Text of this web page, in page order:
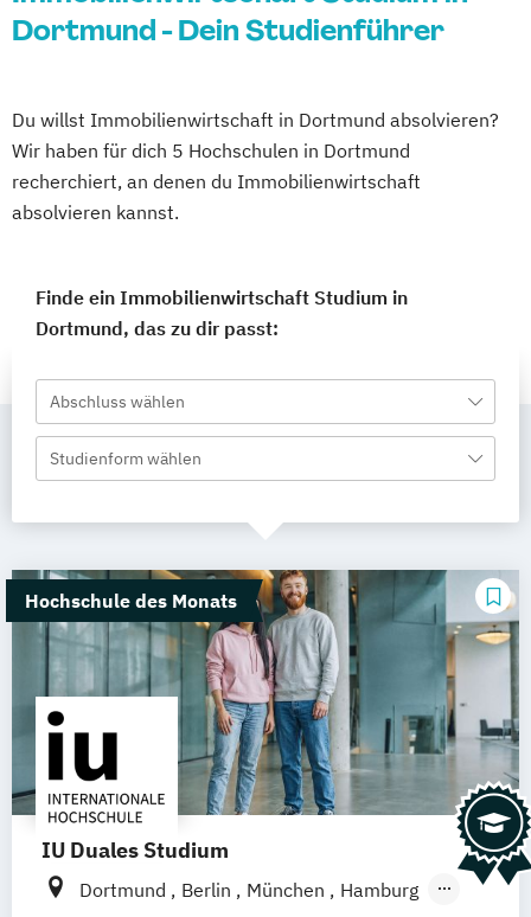
Dortmund - Dein Studienführer
Du willst Immobilienwirtschaft in Dortmund absolvieren?
Wir haben für dich 5 Hochschulen in Dortmund
recherchiert, an denen du Immobilienwirtschaft
absolvieren kannst.
Finde ein Immobilienwirtschaft Studium in
Dortmund, das zu dir passt:
Abschluss wählen
Studienform wählen
Hochschule des Monats
IU Duales Studium
Dortmund Berlin München
Hamburg